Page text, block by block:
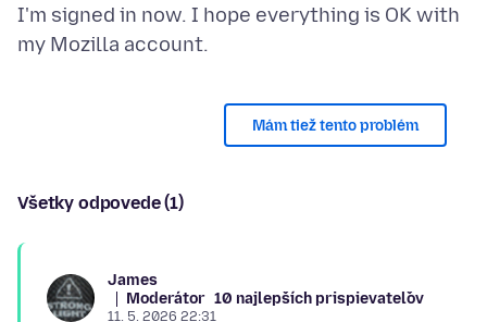
I'm signed in now. I hope everything is OK with
Mám tiež tento problém
Všetky odpovede (1)
James
Moderátor 10 najlepších prispievateľov
11. 5. 2026 22:31